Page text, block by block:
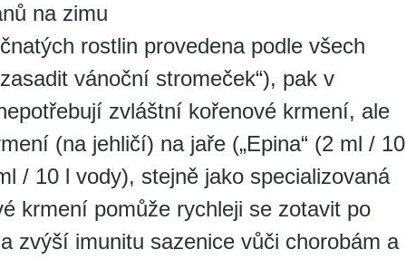
na zimu
rostlin provedena podle všech
vánoční stromeček“), pak v
zvláštní kořenové krmení, ale
(na jehličí) na jaře („Epina“ (2 ml / 10
/ 10 l vody), stejně jako specializovaná
krmení pomůže rychleji se zotavit po
zvýší imunitu sazenice vůči chorobám a